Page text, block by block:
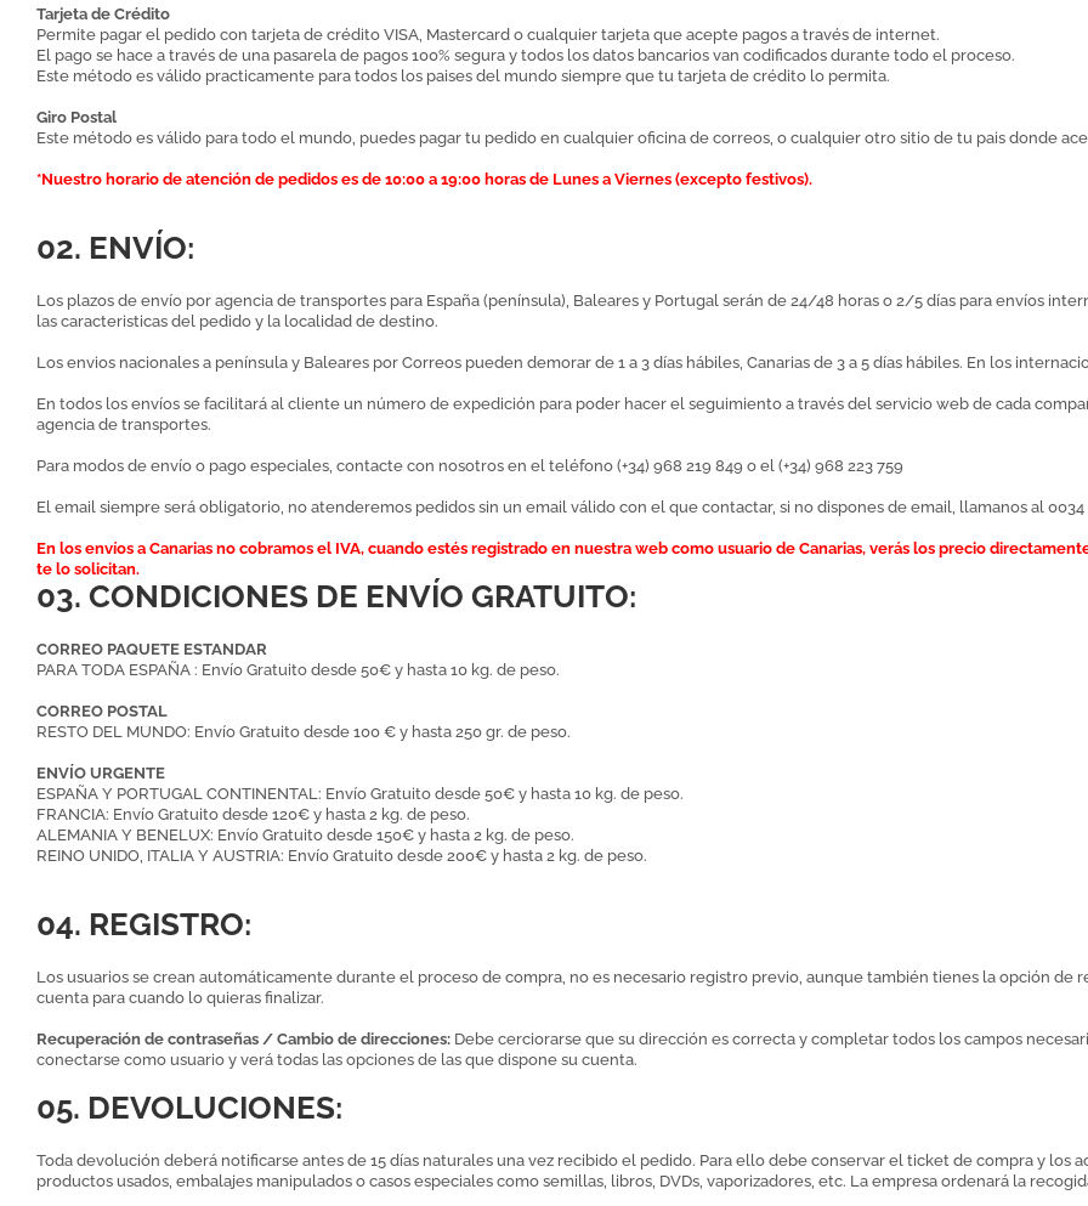
Tarjeta de Crédito
Permite pagar el pedido con tarjeta de crédito VISA, Mastercard o cualquier tarjeta que acepte pagos a través de internet.
El pago se hace a través de una pasarela de pagos 100% segura y todos los datos bancarios van codificados durante todo el proceso.
Este método es válido practicamente para todos los paises del mundo siempre que tu tarjeta de crédito lo permita.
Giro Postal
Este método es válido para todo el mundo, puedes pagar tu pedido en cualquier oficina de correos, o cualquier otro sitio de tu pais donde
*Nuestro horario de atención de pedidos es de 10:00 a 19:00 horas de Lunes a Viernes (excepto festivos).
02. ENVÍO:
Los plazos de envío por agencia de transportes para España (península), Baleares y Portugal serán de 24/48 horas o 2/5 días para envíos
las caracteristicas del pedido y la localidad de destino.
Los envios nacionales a península y Baleares por Correos pueden demorar de 1 a 3 días hábiles, Canarias de 3 a 5 días hábiles. En los
En todos los envíos se facilitará al cliente un número de expedición para poder hacer el seguimiento a través del servicio web de cada
agencia de transportes.
Para modos de envío o pago especiales, contacte con nosotros en el teléfono (+34) 968 219 849 o el (+34) 968 223 759
El email siempre será obligatorio, no atenderemos pedidos sin un email válido con el que contactar, si no dispones de email, llamanos al
En los envíos a Canarias no cobramos el IVA, cuando estés registrado en nuestra web como usuario de Canarias, verás los precio
te lo solicitan.
03. CONDICIONES DE ENVÍO GRATUITO:
CORREO PAQUETE ESTANDAR
PARA TODA ESPAÑA : Envío Gratuito desde 50€ y hasta 10 kg. de peso.
CORREO POSTAL
RESTO DEL MUNDO: Envío Gratuito desde 100 € y hasta 250 gr. de peso.
ENVÍO URGENTE
ESPAÑA Y PORTUGAL CONTINENTAL: Envío Gratuito desde 50€ y hasta 10 kg. de peso.
FRANCIA: Envío Gratuito desde 120€ y hasta 2 kg. de peso.
ALEMANIA Y BENELUX: Envío Gratuito desde 150€ y hasta 2 kg. de peso.
REINO UNIDO, ITALIA Y AUSTRIA: Envío Gratuito desde 200€ y hasta 2 kg. de peso.
04. REGISTRO:
Los usuarios se crean automáticamente durante el proceso de compra, no es necesario registro previo, aunque también tienes la opción
cuenta para cuando lo quieras finalizar.
Recuperación de contraseñas / Cambio de direcciones: Debe cerciorarse que su dirección es correcta y completar todos los campos
conectarse como usuario y verá todas las opciones de las que dispone su cuenta.
05. DEVOLUCIONES:
Toda devolución deberá notificarse antes de 15 días naturales una vez recibido el pedido. Para ello debe conservar el ticket de compra y los
productos usados, embalajes manipulados o casos especiales como semillas, libros, DVDs, vaporizadores, etc. La empresa ordenará la